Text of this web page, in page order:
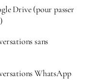
Drive (pour passer
sans
WhatsApp